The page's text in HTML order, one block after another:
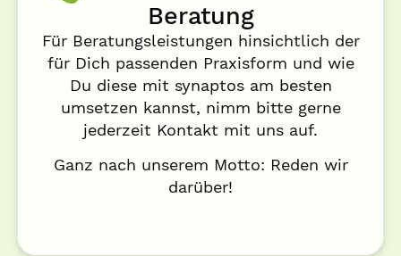
Beratung
Für Beratungsleistungen hinsichtlich der
für Dich passenden Praxisform und wie
Du diese mit synaptos am besten
umsetzen kannst, nimm bitte gerne
jederzeit Kontakt mit uns auf.
Ganz nach unserem Motto: Reden wir
darüber!